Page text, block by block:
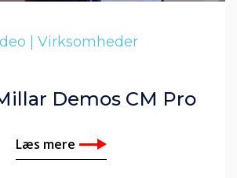
| Virksomheder
Demos CM Pro
Læs mere